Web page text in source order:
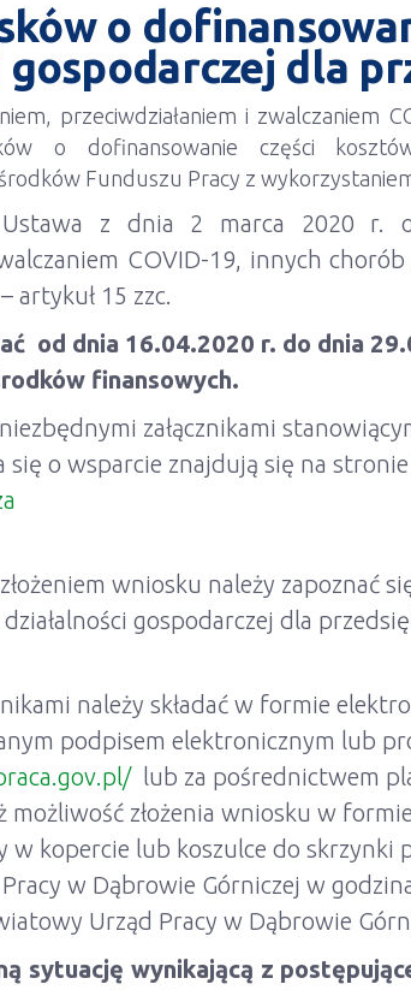
o
gospodarczej dla
przeciwdziałaniem i zwalczaniem
o dofinansowanie części
Funduszu Pracy z
Ustawa z dnia 2 marca 2020 r. o
COVID-19, innych
artykuł 15 zzc.
od dnia 16.04.2020 r. do dnia
finansowych.
załącznikami
się o wsparcie znajdują się na stronie
wniosku należy zapoznać
gospodarczej dla
należy składać w formie
podpisem elektronicznym lub
lub za pośrednictwem
możliwość złożenia wniosku w
w kopercie lub koszulce do
w Dąbrowie Górniczej w
Urząd Pracy w Dąbrowie
sytuację wynikającą z